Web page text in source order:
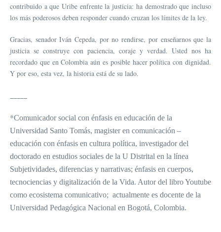
contribuido a que Uribe enfrente la justicia: ha demostrado que incluso
los más poderosos deben responder cuando cruzan los límites de la ley.
Gracias, senador Iván Cepeda, por no rendirse, por enseñarnos que la
justicia se construye con paciencia, coraje y verdad. Usted nos ha
recordado que en Colombia aún es posible hacer política con dignidad.
Y por eso, esta vez, la historia está de su lado.
*Comunicador social con énfasis en educación de la
Universidad Santo Tomás, magister en comunicación –
educación con énfasis en cultura política, investigador del
doctorado en estudios sociales de la U Distrital en la línea
Subjetividades, diferencias y narrativas; énfasis en cuerpos,
tecnociencias y digitalización de la Vida. Autor del libro Youtube
como ecosistema comunicativo; actualmente es docente de la
Universidad Pedagógica Nacional en Bogotá, Colombia.